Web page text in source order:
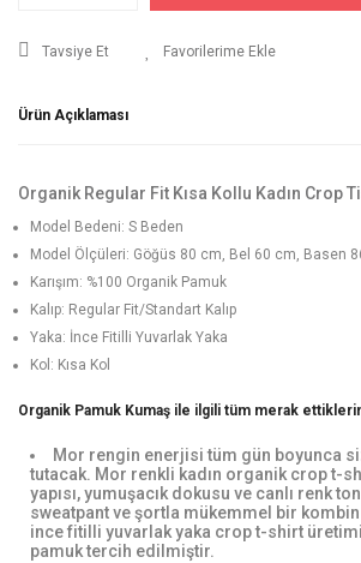
Tavsiye Et
Ürün Açıklaması
Organik Regular Fit Kısa Kollu Kadın Crop
Model Bedeni: S Beden
Model Ölçüleri: Göğüs 80 cm, Bel 60 cm, Basen
Karışım: %100 Organik Pamuk
Kalıp: Regular Fit/Standart Kalıp
Yaka: İnce Fitilli Yuvarlak Yaka
Kol: Kısa Kol
Organik Pamuk Kumaş ile ilgili tüm merak
Mor rengin enerjisi tüm gün boyunca
tutacak. Mor renkli kadın organik crop t-
yapısı, yumuşacık dokusu ve canlı renk
sweatpant ve şortla mükemmel bir
ince fitilli yuvarlak yaka crop t-shirt
pamuk tercih edilmiştir.